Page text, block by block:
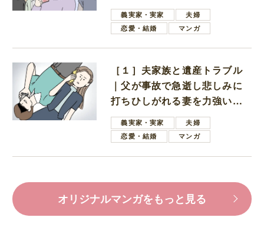
母義実家・実家
夫婦
恋愛・結婚
マンガ
［１］夫家族と遺産トラブル
｜父が事故で急逝し悲しみに
打ちひしがれる妻を力強い言
葉で励ます夫
義実家・実家
夫婦
恋愛・結婚
マンガ
オリジナルマンガをもっと見る